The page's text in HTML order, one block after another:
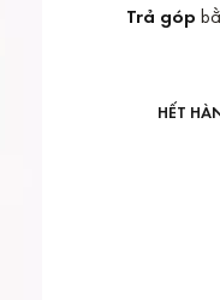
Trả góp
HẾT